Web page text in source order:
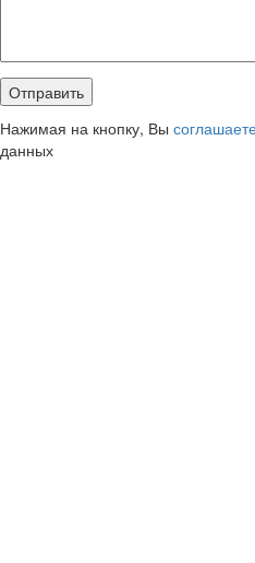
Нажимая на кнопку, Вы
данных